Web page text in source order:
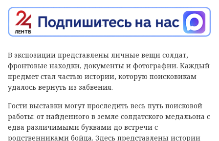
В экспозиции представлены личные вещи солдат,
фронтовые находки, документы и фотографии. Каждый
предмет стал частью истории, которую поисковикам
удалось вернуть из забвения.
Гости выставки могут проследить весь путь поисковой
работы: от найденного в земле солдатского медальона с
едва различимыми буквами до встречи с
родственниками бойца. Здесь представлены истории